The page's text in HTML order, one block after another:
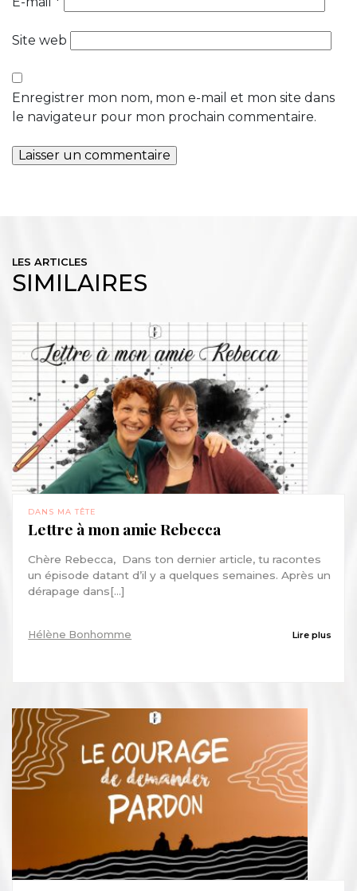
Site web
Enregistrer mon nom, mon e-mail et mon site dans
le navigateur pour mon prochain commentaire.
LES ARTICLES
SIMILAIRES
DANS MA TÊTE
Lettre à mon amie Rebecca
Chère Rebecca, Dans ton dernier article, tu racontes
un épisode datant d’il y a quelques semaines. Après un
dérapage dans[...]
Hélène Bonhomme Lire plus